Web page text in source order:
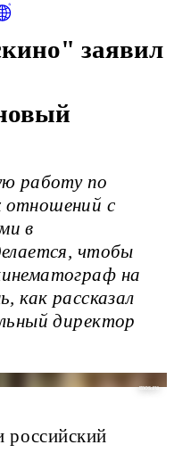
заявил
работу по
отношений с
в
чтобы
на
как рассказал
директор
mos.ru
российский